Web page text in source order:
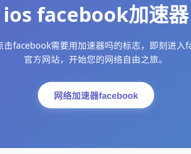
ios facebook加速器
击facebook需要用加速器吗的标志，即刻进入
官方网站，开始您的网络自由之旅。
网络加速器facebook